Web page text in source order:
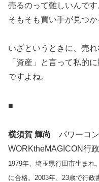
売るのって難しいんで
そもそも買い手が見つ
いざというときに、売
「資産」と言って私的
ですよね。
■
横須賀 輝尚 パワーコ
WORKtheMAGICON行
1979年、埼玉県行田市生まれ
に合格。2003年、23歳で行